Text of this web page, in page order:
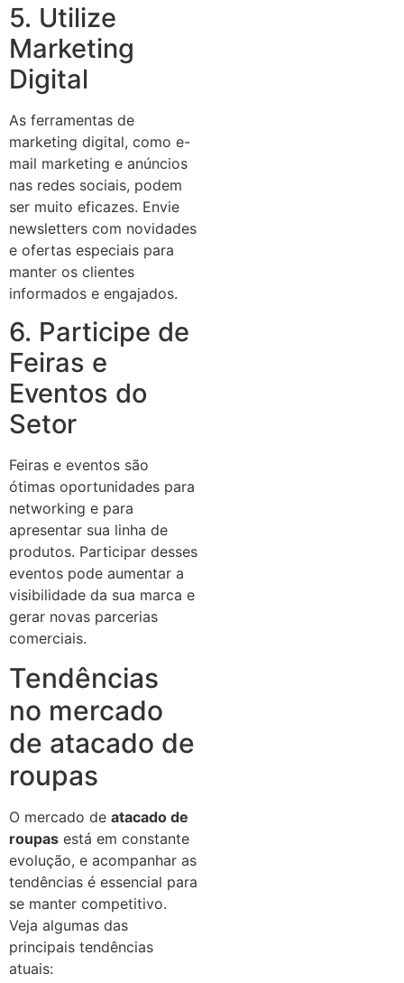
5. Utilize
Marketing
Digital
As ferramentas de
marketing digital, como e-
mail marketing e anúncios
nas redes sociais, podem
ser muito eficazes. Envie
newsletters com novidades
e ofertas especiais para
manter os clientes
informados e engajados.
6. Participe de
Feiras e
Eventos do
Setor
Feiras e eventos são
ótimas oportunidades para
networking e para
apresentar sua linha de
produtos. Participar desses
eventos pode aumentar a
visibilidade da sua marca e
gerar novas parcerias
comerciais.
Tendências
no mercado
de atacado de
roupas
O mercado de atacado de
roupas está em constante
evolução, e acompanhar as
tendências é essencial para
se manter competitivo.
Veja algumas das
principais tendências
atuais: